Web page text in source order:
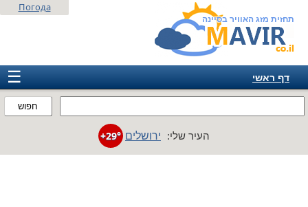
תחזית מזג האוויר בסיינה
חפוש
Погода
☰
דף ראשי
אמריקה
העיר שלי: ירושלים +29°